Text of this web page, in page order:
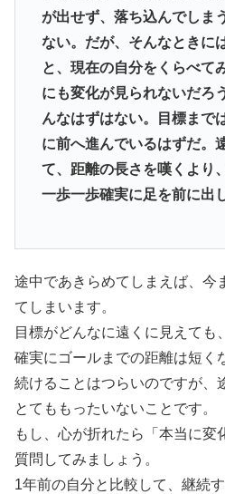
が出せず、落ち込んでしま
ない。だが、そんなときに
と、現在の自分をくらべて
にも変化が見られないだろ
んなはずはない。目標まで
に前へ進んでいるはずだ。
て、距離の長さを嘆くより
一歩一歩確実に足を前に出
途中であきらめてしまえば、今
てしまいます。
目標がどんなに遠くに見えても
確実にゴールまでの距離は短く
続けることはつらいのですが、
とてももったいないことです。
もし、心が折れたら「本当に変
質問してみましょう。
1年前の自分と比較して、継続